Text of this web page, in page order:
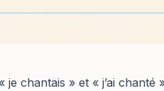
chantais » et « j’ai chanté